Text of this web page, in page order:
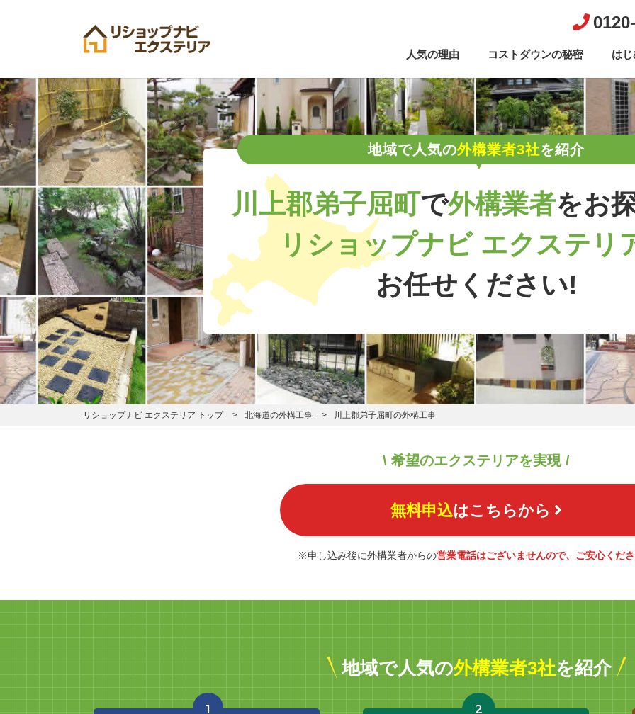
人気の理由 コストダウンの秘密 は
地域で人気の外構業者3社を紹介
川上郡弟子屈町で外構業者をお
リショップナビ エクステリ
お任せください!
リショップナビ エクステリア トップ 北海道の外構工事 川上郡弟子屈町の外構工事
\ 希望のエクステリアを実現 /
無料申込はこちらから
※申し込み後に外構業者からの営業電話はございませんので、ご安心くだ
地域で人気の外構業者3社を紹介
1
2